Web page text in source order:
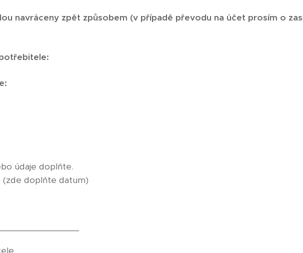
navráceny zpět způsobem (v případě převodu na účet prosím o
údaje doplňte.
doplňte datum)